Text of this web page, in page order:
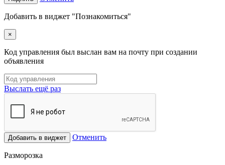
Добавить в виджет "Познакомиться"
×
Код управления был выслан вам на почту при создании
объявления
Выслать ещё раз
Добавить в виджет Отменить
Разморозка